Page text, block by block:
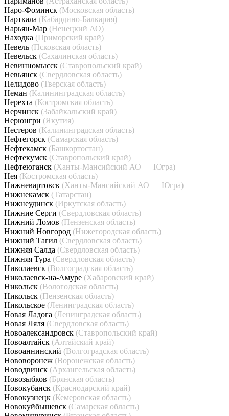
Наро-Фоминск (Московская область)
Нарткала (Кабардино-Балкария)
Нарьян-Мар (Ненецкий АО)
Находка (Приморский край)
Невель (Псковская область)
Невельск (Сахалинская область)
Невинномысск (Ставропольский край)
Невьянск (Свердловская область)
Нелидово (Тверская область)
Неман (Калининградская область)
Нерехта (Костромская область)
Нерчинск (Забайкальский край)
Нерюнгри (Якутия)
Нестеров (Калининградская область)
Нефтегорск (Самарская область)
Нефтекамск (Башкортостан)
Нефтекумск (Ставропольский край)
Нефтеюганск (Ханты-Мансийский АО — Югра)
Нея (Костромская область)
Нижневартовск (Ханты-Мансийский АО — Югра)
Нижнекамск (Татарстан)
Нижнеудинск (Иркутская область)
Нижние Серги (Свердловская область)
Нижний Ломов (Пензенская область)
Нижний Новгород (Нижегородская область)
Нижний Тагил (Свердловская область)
Нижняя Салда (Свердловская область)
Нижняя Тура (Свердловская область)
Николаевск (Волгоградская область)
Николаевск-на-Амуре (Хабаровский край)
Никольск (Вологодская область)
Никольск (Пензенская область)
Никольское (Ленинградская область)
Новая Ладога (Ленинградская область)
Новая Ляля (Свердловская область)
Новоалександровск (Ставропольский край)
Новоалтайск (Алтайский край)
Новоаннинский (Волгоградская область)
Нововоронеж (Воронежская область)
Новодвинск (Архангельская область)
Новозыбков (Брянская область)
Новокубанск (Краснодарский край)
Новокузнецк (Кемеровская область)
Новокуйбышевск (Самарская область)